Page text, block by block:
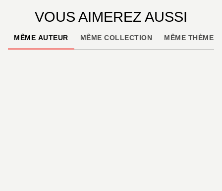
Jean Tulard, grand historien et spécialiste
incontournable de l’histoire napoléonienne.
VOUS AIMEREZ AUSSI
MÊME AUTEUR MÊME COLLECTION MÊME THÈME